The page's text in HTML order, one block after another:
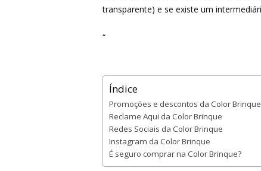
transparente) e se existe um
“
Índice
Promoções e descontos da Color Brinque
Reclame Aqui da Color Brinque
Redes Sociais da Color Brinque
Instagram da Color Brinque
É seguro comprar na Color Brinque?